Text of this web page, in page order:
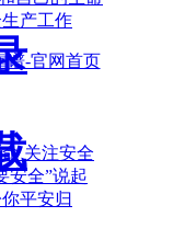
产工作
关注安全
安全”说起
平安归